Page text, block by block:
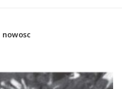
nowosc